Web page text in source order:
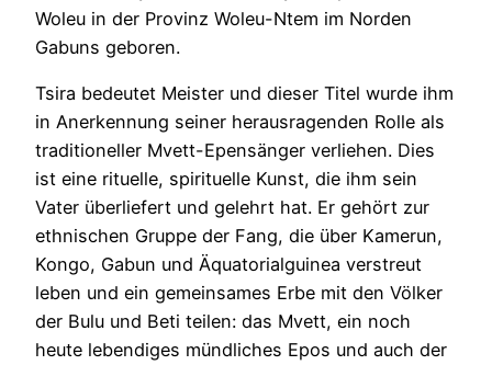
Woleu in der Provinz Woleu-Ntem im Norden
Gabuns geboren.
Tsira bedeutet Meister und dieser Titel wurde ihm
in Anerkennung seiner herausragenden Rolle als
traditioneller Mvett-Epensänger verliehen. Dies
ist eine rituelle, spirituelle Kunst, die ihm sein
Vater überliefert und gelehrt hat. Er gehört zur
ethnischen Gruppe der Fang, die über Kamerun,
Kongo, Gabun und Äquatorialguinea verstreut
leben und ein gemeinsames Erbe mit den Völker
der Bulu und Beti teilen: das Mvett, ein noch
heute lebendiges mündliches Epos und auch der